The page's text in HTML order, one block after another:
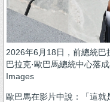
2026年6月18日，前總統巴
巴拉克·歐巴馬總統中心落
Images
歐巴馬在影片中說：「這就